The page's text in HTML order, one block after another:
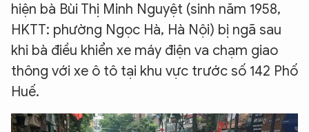
hiện bà Bùi Thị Minh Nguyệt (sinh năm 1958,
HKTT: phường Ngọc Hà, Hà Nội) bị ngã sau
khi bà điều khiển xe máy điện va chạm giao
thông với xe ô tô tại khu vực trước số 142 Phố
Huế.